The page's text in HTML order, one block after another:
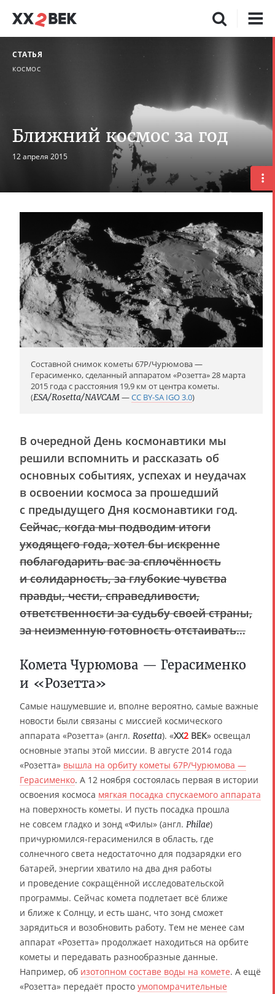
СТАТЬЯ
КОСМОС
Ближний космос за год
12 апреля 2015
Составной снимок кометы 67P/Чурюмова —
Герасименко, сделанный аппаратом «Розетта» 28 марта
2015 года с расстояния 19,9 км от центра кометы.
(ESA/Rosetta/NAVCAM—CC BY-SA IGO 3.0)
В очередной День космонавтики мы
решили вспомнить и рассказать об
основных событиях, успехах и неудачах
в освоении космоса за прошедший
с предыдущего Дня космонавтики год.
Сейчас, когда мы подводим итоги
уходящего года, хотел бы искренне
поблагодарить вас за сплочённость
и солидарность, за глубокие чувства
правды, чести, справедливости,
ответственности за судьбу своей страны,
за неизменную готовность отстаивать…
Комета Чурюмова — Герасименко
и «Розетта»
Самые нашумевшие и, вполне вероятно, самые важные
новости были связаны с миссией космического
аппарата «Розетта» (англ. Rosetta). «XX2 ВЕК» освещал
основные этапы этой миссии. В августе 2014 года
«Розетта» вышла на орбиту кометы 67P/Чурюмова —
Герасименко. А 12 ноября состоялась первая в истории
освоения космоса мягкая посадка спускаемого аппарата
на поверхность кометы. И пусть посадка прошла
не совсем гладко и зонд «Филы» (англ. Philae)
причурюмился-герасименился в область, где
солнечного света недостаточно для подзарядки его
батарей, энергии хватило на два дня работы
и проведение сокращённой исследовательской
программы. Сейчас комета подлетает всё ближе
и ближе к Солнцу, и есть шанс, что зонд сможет
зарядиться и возобновить работу. Тем не менее сам
аппарат «Розетта» продолжает находиться на орбите
кометы и передавать разнообразные данные.
Например, об изотопном составе воды на комете. А ещё
«Розетта» передаёт просто умопомрачительные